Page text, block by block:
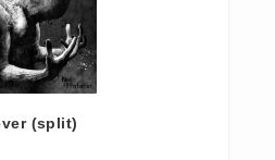
(split)